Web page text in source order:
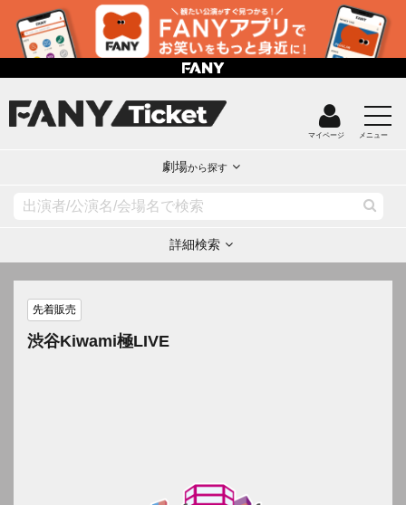
マイページ メニュー
劇場から探す
詳細検索
先着販売
渋谷Kiwami極LIVE